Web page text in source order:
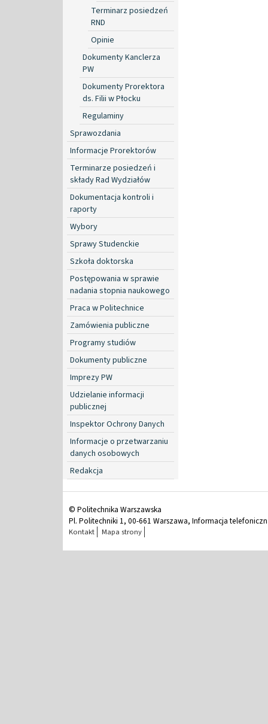
Terminarz posiedzeń
RND
Opinie
Dokumenty Kanclerza
PW
Dokumenty Prorektora
ds. Filii w Płocku
Regulaminy
Sprawozdania
Informacje Prorektorów
Terminarze posiedzeń i
składy Rad Wydziałów
Dokumentacja kontroli i
raporty
Wybory
Sprawy Studenckie
Szkoła doktorska
Postępowania w sprawie
nadania stopnia naukowego
Praca w Politechnice
Zamówienia publiczne
Programy studiów
Dokumenty publiczne
Imprezy PW
Udzielanie informacji
publicznej
Inspektor Ochrony Danych
Informacje o przetwarzaniu
danych osobowych
Redakcja
© Politechnika Warszawska
Pl. Politechniki 1, 00-661 Warszawa, Informacja
Kontakt Mapa strony